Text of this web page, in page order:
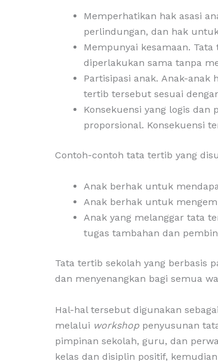
Memperhatikan hak asasi
perlindungan, dan hak
Mempunyai kesamaan.
diperlakukan sama tanpa
Partisipasi anak. Anak-
tertib tersebut sesuai
Konsekuensi yang logis
proporsional. Konsekuensi
Contoh-contoh tata tertib yang
Anak berhak untuk
Anak berhak untuk
Anak yang melanggar tata
tugas tambahan dan
Tata tertib sekolah yang berbasis
dan menyenangkan bagi semua
Hal-hal tersebut digunakan
melalui workshoppenyusunan
pimpinan sekolah, guru, dan
kelas dan disiplin positif,